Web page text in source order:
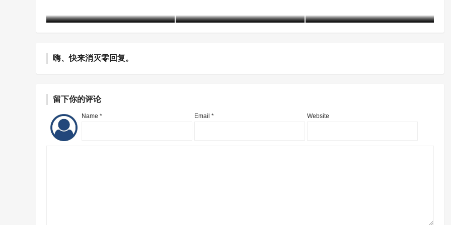
嗨、快来消灭零回复。
留下你的评论
Name * Email * Website